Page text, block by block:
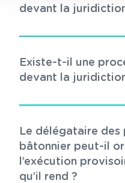
devant la
Existe-t-il une
devant la
Le délégataire des
bâtonnier peut-il
l’exécution
qu’il rend ?